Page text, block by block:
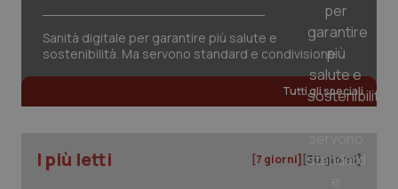
Sanità digitale per garantire più salute e
sostenibilità. Ma servono standard e condivisione
Tutti gli speciali
I più letti [7 giorni] [30 giorni]
tracking-enable
www.quotidianosanita.it
tracking-sites-ironfish-
www.quotidianosanita.it